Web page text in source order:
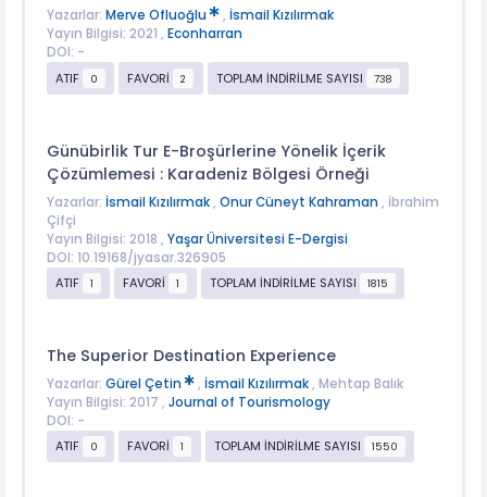
Yazarlar: Merve Ofluoğlu , İsmail Kızılırmak
Yayın Bilgisi: 2021 , Econharran
DOI: -
ATIF
0 FAVORİ 2 TOPLAM İNDİRİLME SAYISI 738
Günübirlik Tur E-Broşürlerine Yönelik İçerik
Çözümlemesi : Karadeniz Bölgesi Örneği
Yazarlar: İsmail Kızılırmak, Onur Cüneyt Kahraman , İbrahim
Çifçi
Yayın Bilgisi: 2018 , Yaşar Üniversitesi E-Dergisi
DOI: 10.19168/jyasar.326905
ATIF
1 FAVORİ 1 TOPLAM İNDİRİLME SAYISI 1815
The Superior Destination Experience
Yazarlar: Gürel Çetin , İsmail Kızılırmak, Mehtap Balık
Yayın Bilgisi: 2017 , Journal of Tourismology
DOI: -
ATIF
0 FAVORİ 1 TOPLAM İNDİRİLME SAYISI 1550